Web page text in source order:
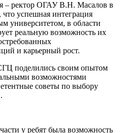
– ректор ОГАУ В.Н. Масалов в
успешная интеграция
университетом, в области
реальную возможность их
и карьерный рост.
поделились своим опытом
возможностями
советы по выбору
у ребят была возможность